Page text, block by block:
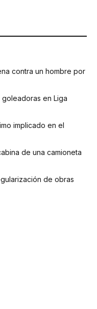
contra un hombre por
en Liga
implicado en el
de una camioneta
de obras